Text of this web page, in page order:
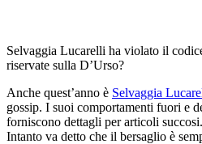
Selvaggia Lucarelli ha violato il
riservate sulla D’Urso?
Anche quest’anno è Selvaggia
gossip. I suoi comportamenti fuori e
forniscono dettagli per articoli
Intanto va detto che il bersaglio è